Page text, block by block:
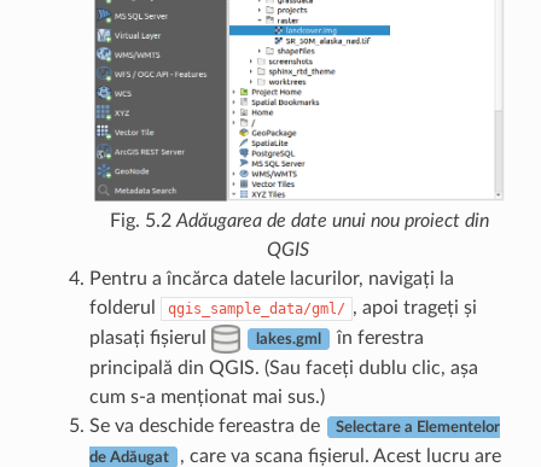
Fig. 5.2 Adăugarea de date unui nou proiect din
QGIS
Pentru a încărca datele lacurilor, navigați la
folderul
qgis_sample_data/gml/ , apoi trageți și
plasați fișierul
lakes.gml
în ferestra
principală din QGIS. (Sau faceți dublu clic, așa
cum s-a menționat mai sus.)
Se va deschide fereastra de
Selectare a Elementelor
de Adăugat
, care va scana fișierul. Acest lucru are